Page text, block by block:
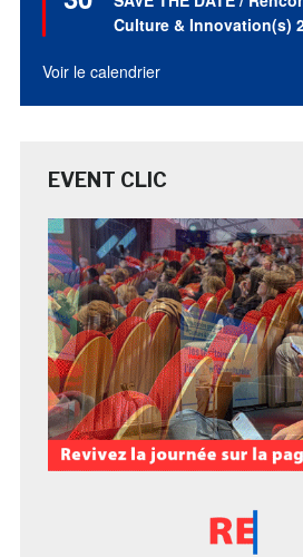
avant
Culture & Innovation(s)
Voir le calendrier
EVENT CLIC